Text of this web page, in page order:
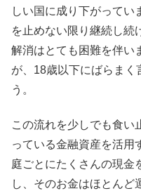
しい国に成り下がってい
を止めない限り継続し続
解消はとても困難を伴い
が、18歳以下にばらまく
う。
この流れを少しでも食い
っている金融資産を活用
庭ごとにたくさんの現金
し、そのお金はほとんど